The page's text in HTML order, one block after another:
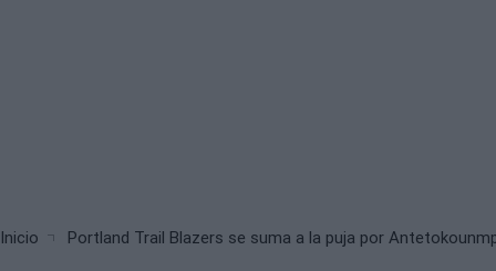
Breadcrumb
Inicio Portland Trail Blazers se suma a la puja por